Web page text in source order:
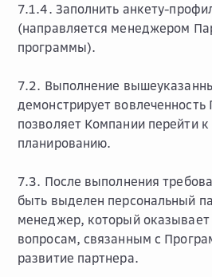
7.1.4. Заполнить анкету-
(направляется менеджером
программы).
7.2. Выполнение
демонстрирует вовлеченность
позволяет Компании перейти
планированию.
7.3. После выполнения
быть выделен персональный
менеджер, который
вопросам, связанным с
развитие партнера.